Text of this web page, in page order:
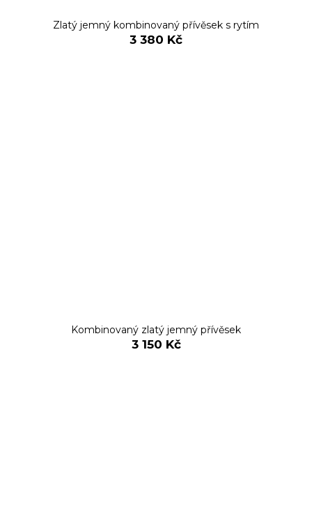
Zlatý jemný kombinovaný přívěsek s rytím
3 380 Kč
Kombinovaný zlatý jemný přívěsek
3 150 Kč